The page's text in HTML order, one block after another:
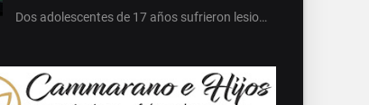
Dos adolescentes de 17 años sufrieron lesio…